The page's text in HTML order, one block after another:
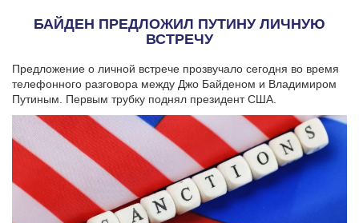
БАЙДЕН ПРЕДЛОЖИЛ ПУТИНУ ЛИЧНУЮ
ВСТРЕЧУ
Предложение о личной встрече прозвучало сегодня во время
телефонного разговора между Джо Байденом и Владимиром
Путиным. Первым трубку поднял президент США.